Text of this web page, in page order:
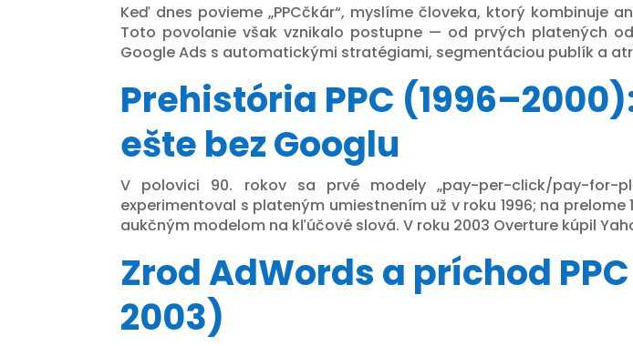
Keď dnes povieme „PPCčkár“, myslíme človeka, ktorý
Toto povolanie však vznikalo postupne — od prvých platených
Google Ads s automatickými stratégiami, segmentáciou publík a
Prehistória PPC
ešte bez Googlu
V polovici 90. rokov sa prvé modely „pay-per-click/pay-for-
experimentoval s plateným umiestnením už v roku 1996; na
aukčným modelom na kľúčové slová. V roku 2003 Overture kúpil
Zrod AdWords a príchod
2003)